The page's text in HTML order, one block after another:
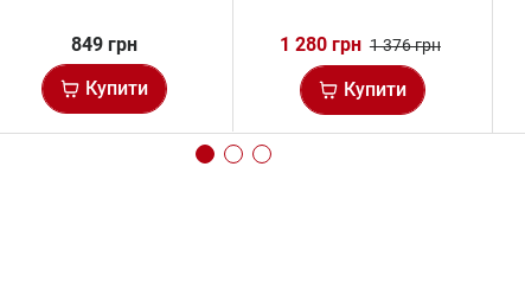
849 грн
Купити
1 280 грн 1 376 грн
Купити